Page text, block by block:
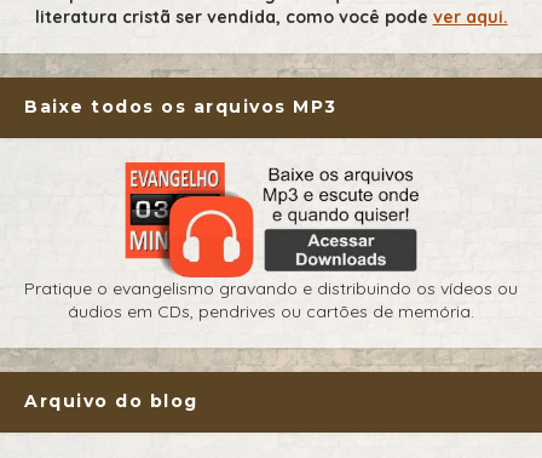
literatura cristã ser vendida, como você pode ver aqui.
Baixe todos os arquivos MP3
Pratique o evangelismo gravando e distribuindo os vídeos ou
áudios em CDs, pendrives ou cartões de memória.
Arquivo do blog